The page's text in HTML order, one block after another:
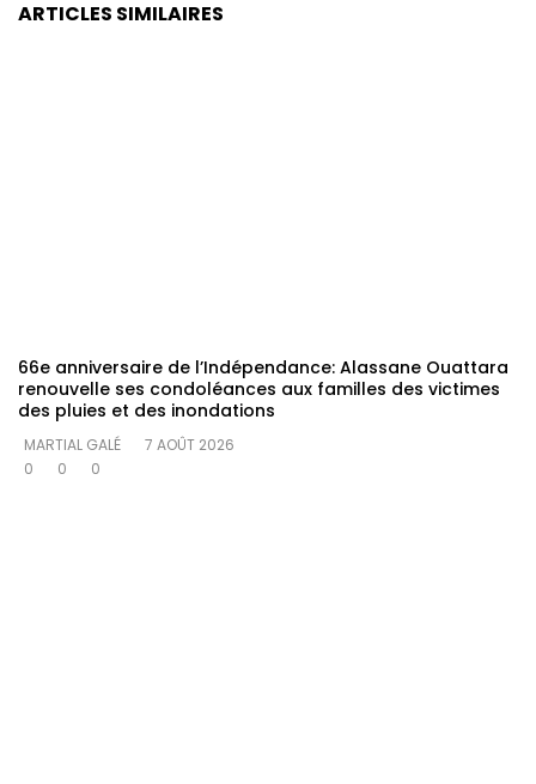
ARTICLES SIMILAIRES
66e anniversaire de l’Indépendance: Alassane Ouattara
renouvelle ses condoléances aux familles des victimes
des pluies et des inondations
MARTIAL GALÉ
7 AOÛT 2026
0
0 0